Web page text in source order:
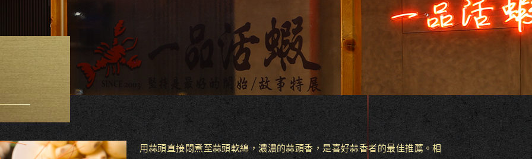
用蒜頭直接悶煮至蒜頭軟綿，濃濃的蒜頭香，是喜好蒜香者的最佳推薦。相